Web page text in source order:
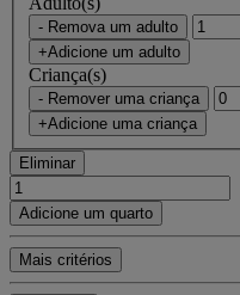
- Remova um adulto
+Adicione um adulto
Criança(s)
- Remover uma criança
+Adicione uma criança
Eliminar
Adicione um quarto
Mais critérios